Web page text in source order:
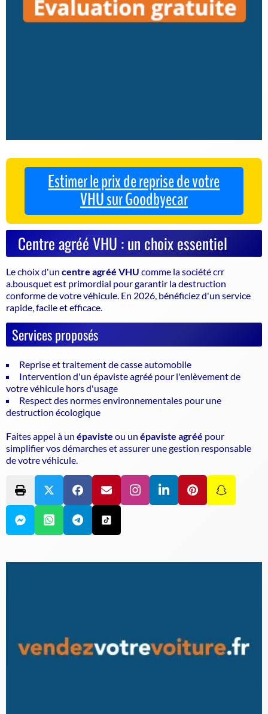
Estimer le prix de reprise de votre
VHU sur Goodbyecar
Centre agréé VHU : un choix essentiel
Le choix d'un centre agréé VHU comme la société crr
a.bousquet est primordial pour garantir ladestruction
conforme de votre véhicule . En 2026, bénéficiez d'un service
rapide, facile et efficace.
Services proposés
Reprise et traitement de casse automobile
Intervention d'un épaviste agréé pour l'enlèvement de
votre véhicule hors d'usage
Respect des normes environnementales pour une
destruction écologique
Faites appel à un épaviste ou un épaviste agréé pour
simplifier vos démarches et assurer une gestion responsable
de votre véhicule.